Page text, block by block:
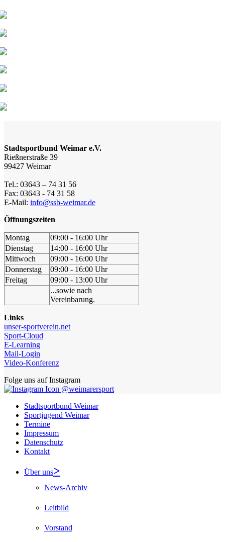
Stadtsportbund Weimar e.V.
Rießnerstraße 39
99427 Weimar
Tel.: 03643 – 74 31 56
Fax: 03643 - 74 31 58
E-Mail: info@ssb-weimar.de
Öffnungszeiten
Montag
09:00 - 16:00 Uhr
Dienstag
14:00 - 16:00 Uhr
Mittwoch
09:00 - 16:00 Uhr
Donnerstag
09:00 - 16:00 Uhr
Freitag
09:00 - 13:00 Uhr
...sowie nach
Vereinbarung.
Links
unser-sportverein.net
Sport-Cloud
E-Learning
Mail-Login
Video-Konferenz
Folge uns auf Instagram
@weimarersport
Stadtsportbund Weimar
Sportjugend Weimar
Termine
Impressum
Datenschutz
Kontakt
Über uns
News-Archiv
Leitbild
Vorstand